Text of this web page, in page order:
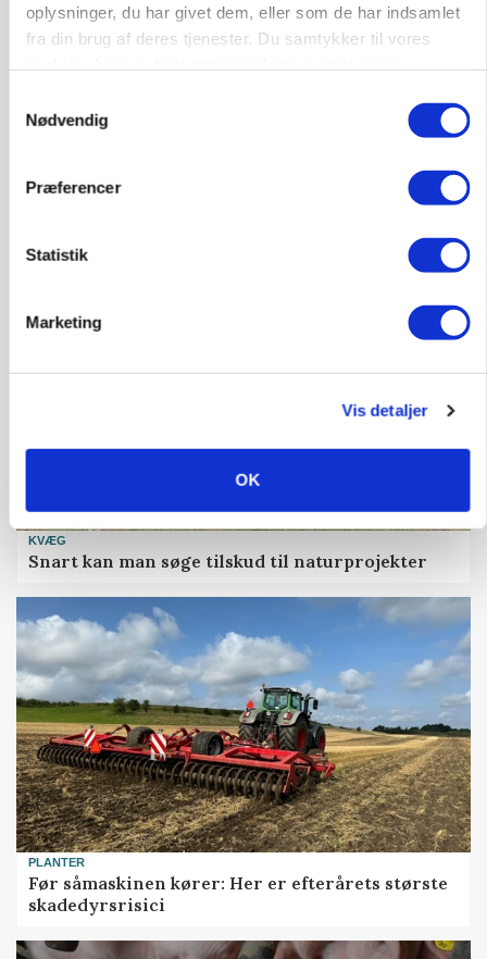
oplysninger, du har givet dem, eller som de har indsamlet
fra din brug af deres tjenester. Du samtykker til vores
Nødvendig
Præferencer
Statistik
Marketing
Vis detaljer
OK
gødskningslov
Annonce
POLITIK
Folketinget behandler ny gødskningslov: Sådan
KVÆG
Snart kan man søge tilskud til naturprojekter
PLANTER
Før såmaskinen kører: Her er efterårets største
skadedyrsrisici